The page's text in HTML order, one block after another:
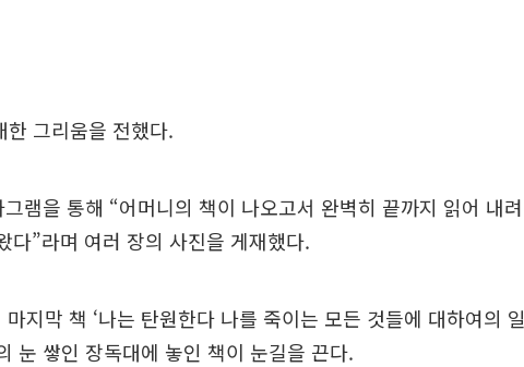
그리움을 전했다.
램을 통해 “어머니의 책이 나오고서 완벽히 끝까지 읽어 내려
다”라며 여러 장의 사진을 게재했다.
지막 책 ‘나는 탄원한다 나를 죽이는 모든 것들에 대하여의 일
눈 쌓인 장독대에 놓인 책이 눈길을 끈다.